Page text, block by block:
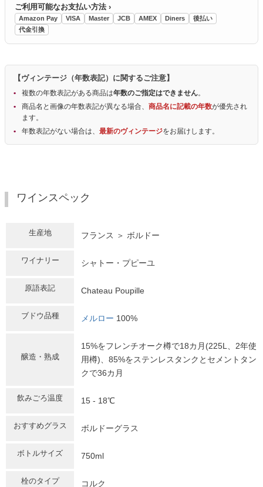
ご利用可能なお支払い方法 ›
Amazon Pay VISA Master JCB AMEX Diners
後払い
代金引換
【ヴィンテージ（年数表記）に関するご注意】
複数の年数表記がある商品は年数のご指定はできません。
商品名と画像の年数表記が異なる場合、 商品名に記載の年数が優先され
ます。
年数表記がない場合は、 最新のヴィンテージをお届けします。
ワインスペック
生産地 フランス ＞ ボルドー
ワイナリー シャトー・プピーユ
原語表記 Chateau Poupille
ブドウ品種 メルロー 100%
醸造・熟成
15%をフレンチオーク樽で18カ月(225L、2年使
用樽)、85%をステンレスタンクとセメントタン
クで36カ月
飲みごろ温度 15 - 18℃
おすすめグラス ボルドーグラス
ボトルサイズ 750ml
栓のタイプ コルク